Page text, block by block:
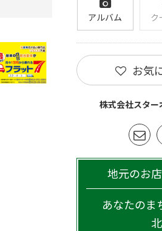
アルバム ク
お気
株式会社スタ
地元のお
あなたのま